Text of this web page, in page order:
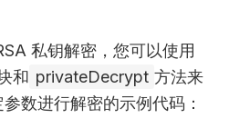
私钥解密，您可以使用
和 privateDecrypt 方法来
数进行解密的示例代码：